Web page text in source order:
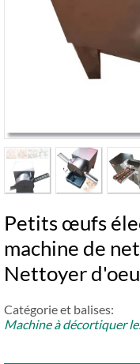
Petits œufs
machine de
Nettoyer
Catégorie et balises:
Machine à décortiquer